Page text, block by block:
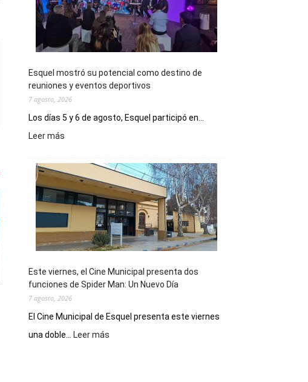
Esquel mostró su potencial como destino de
reuniones y eventos deportivos
7 agosto, 2026
Los días 5 y 6 de agosto, Esquel participó en...
Leer más
su
potencial
como
destino
de
reuniones
y
deportivos
Este viernes, el Cine Municipal presenta dos
funciones de Spider Man: Un Nuevo Día
7 agosto, 2026
El Cine Municipal de Esquel presenta este viernes
una doble...
Leer más